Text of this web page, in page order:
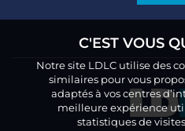
C'EST VOUS
Notre site LDLC utilise des
similaires pour vous
adaptés à vos centres
meilleure expérience
statistiques de